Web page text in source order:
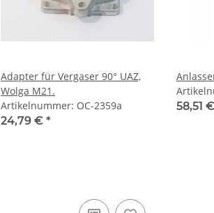
Adapter für Vergaser 90° UAZ,
Wolga M21.
Artikelnummer: OC-2359a
24,79 € *
58,51 €